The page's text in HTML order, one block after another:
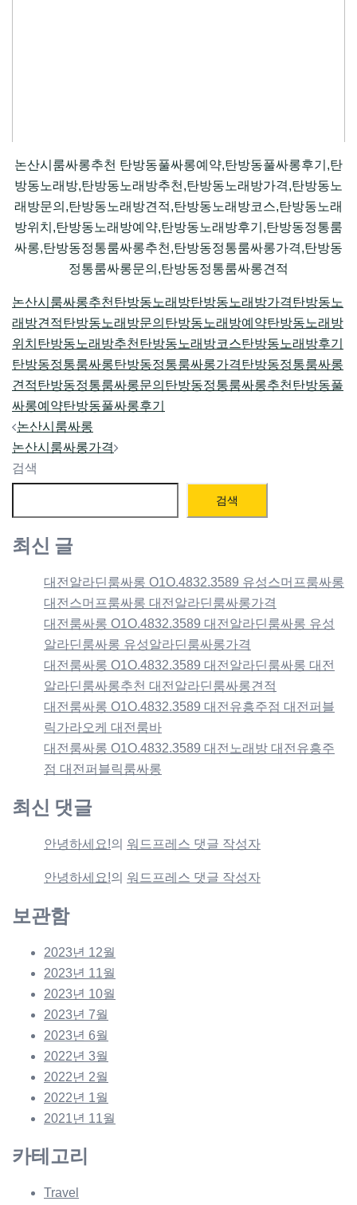
논산시룸싸롱추천 탄방동풀싸롱예약,탄방동풀싸롱후기,탄
방동노래방,탄방동노래방추천,탄방동노래방가격,탄방동노
래방문의,탄방동노래방견적,탄방동노래방코스,탄방동노래
방위치,탄방동노래방예약,탄방동노래방후기,탄방동정통룸
싸롱,탄방동정통룸싸롱추천,탄방동정통룸싸롱가격,탄방동
정통룸싸롱문의,탄방동정통룸싸롱견적
논산시룸싸롱추천 탄방동노래방탄방동노래방가격탄방동노
래방견적탄방동노래방문의 탄방동노래방예약탄방동노래방
위치 탄방동노래방추천 탄방동노래방코스탄방동노래방후기
탄방동정통룸싸롱탄방동정통룸싸롱가격탄방동정통룸싸롱
견적탄방동정통룸싸롱문의 탄방동정통룸싸롱추천 탄방동풀
싸롱예약탄방동풀싸롱후기
Post
navigation
논산시룸싸롱
논산시룸싸롱가격
검색
검색
최신 글
대전알라딘룸싸롱 O1O.4832.3589 유성스머프룸싸롱
대전스머프룸싸롱 대전알라딘룸싸롱가격
대전룸싸롱 O1O.4832.3589 대전알라딘룸싸롱 유성
알라딘룸싸롱 유성알라딘룸싸롱가격
대전룸싸롱 O1O.4832.3589 대전알라딘룸싸롱 대전
알라딘룸싸롱추천 대전알라딘룸싸롱견적
대전룸싸롱 O1O.4832.3589 대전유흥주점 대전퍼블
릭가라오케 대전룸바
대전룸싸롱 O1O.4832.3589 대전노래방 대전유흥주
점 대전퍼블릭룸싸롱
최신 댓글
안녕하세요!의 워드프레스 댓글 작성자
안녕하세요!의 워드프레스 댓글 작성자
보관함
2023년 12월
2023년 11월
2023년 10월
2023년 7월
2023년 6월
2022년 3월
2022년 2월
2022년 1월
2021년 11월
카테고리
Travel